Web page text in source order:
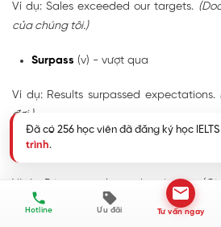
Ví dụ: Sales exceeded our targets.
của chúng tôi.)
Surpass (v) - vượt qua
Ví dụ: Results surpassed expectations.
đợi.)
Lower than
Ví dụ: Prices were lower than before.
Hotline Ưu đãi Tư vấn ngay
Đã có 256 học viên đã đăng ký học
trình.